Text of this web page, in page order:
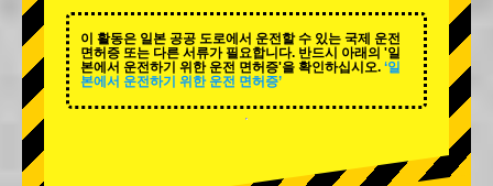
이 활동은 일본 공공 도로에서 운전할 수 있는 국제 운전
면허증 또는 다른 서류가 필요합니다. 반드시 아래의 '일
본에서 운전하기 위한 운전 면허증'을 확인하십시오. ‘일
본에서 운전하기 위한 운전 면허증’